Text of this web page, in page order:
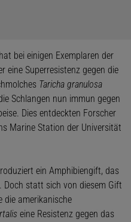
bei einigen Exemplaren der
eine Superresistenz gegen die
Taricha granulosa
Schlangen nun immun gegen
Dies entdeckten Forscher
Marine Station der Universität
ein Amphibiengift, das
Doch statt sich von diesem Gift
die amerikanische
eine Resistenz gegen das